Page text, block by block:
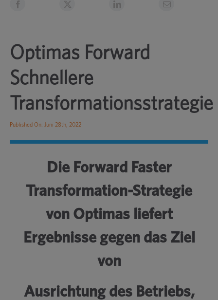
Optimas Forward
Schnellere
Transformationsstrategie
Published On: Juni 28th, 2022
Die Forward Faster
Transformation-Strategie
von Optimas liefert
Ergebnisse gegen das Ziel
von
Ausrichtung des Betriebs,